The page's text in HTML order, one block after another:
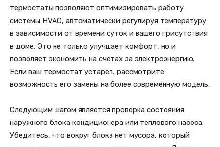
термостаты позволяют оптимизировать работу
системы HVAC, автоматически регулируя температуру
в зависимости от времени суток и вашего присутствия
в доме. Это не только улучшает комфорт, но и
позволяет экономить на счетах за электроэнергию.
Если ваш термостат устарел, рассмотрите
возможность его замены на более современную модель.
Следующим шагом является проверка состояния
наружного блока кондиционера или теплового насоса.
Убедитесь, что вокруг блока нет мусора, который